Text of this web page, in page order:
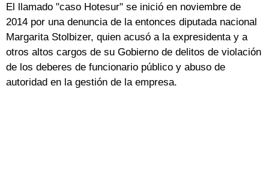
El llamado "caso Hotesur" se inició en noviembre de
2014 por una denuncia de la entonces diputada nacional
Margarita Stolbizer, quien acusó a la expresidenta y a
otros altos cargos de su Gobierno de delitos de violación
de los deberes de funcionario público y abuso de
autoridad en la gestión de la empresa.